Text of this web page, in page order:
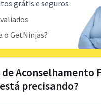
grátis e seguros
o GetNinjas?
de Aconselhamento
está precisando?